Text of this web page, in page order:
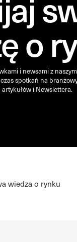
o
i newsami z
spotkań na
i Newslettera.
wiedza o rynku